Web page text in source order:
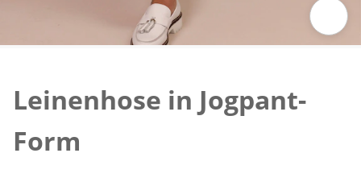
Leinenhose in Jogpant-
Form